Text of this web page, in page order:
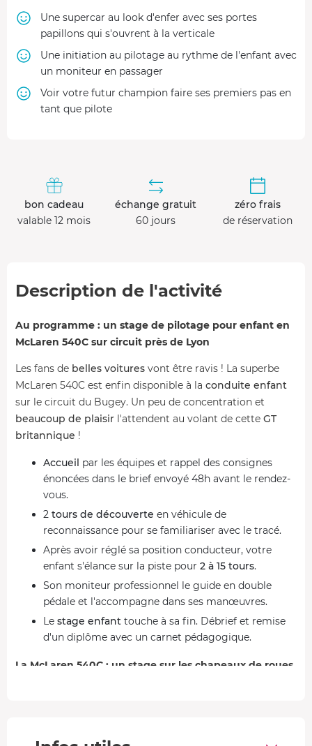
Une supercar au look d'enfer avec ses portes
papillons qui s'ouvrent à la verticale
Une initiation au pilotage au rythme de l'enfant avec
un moniteur en passager
Voir votre futur champion faire ses premiers pas en
tant que pilote
bon cadeau
valable 12 mois
échange gratuit
60 jours
zéro frais
de réservation
Description de l'activité
Au programme : un stage de pilotage pour enfant en
McLaren 540C sur circuit près de Lyon
Les fans de belles voitures vont être ravis ! La superbe
McLaren 540C est enfin disponible à la conduite enfant
sur le circuit du Bugey. Un peu de concentration et
beaucoup de plaisir l'attendent au volant de cette GT
britannique !
Accueil par les équipes et rappel des consignes
énoncées dans le brief envoyé 48h avant le rendez-
vous.
2 tours de découverte en véhicule de
reconnaissance pour se familiariser avec le tracé.
Après avoir réglé sa position conducteur, votre
enfant s'élance sur la piste pour 2 à 15 tours.
Son moniteur professionnel le guide en double
pédale et l'accompagne dans ses manœuvres.
Le stage enfant touche à sa fin. Débrief et remise
d'un diplôme avec un carnet pédagogique.
La McLaren 540C : un stage sur les chapeaux de roues
même les virages les plus exigeants ne lui résistent pas.